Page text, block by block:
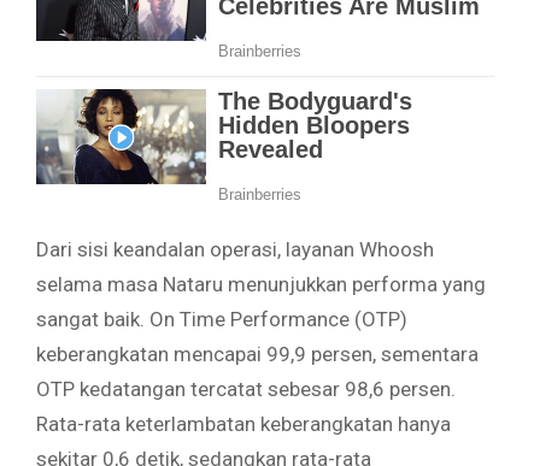
Dari sisi keandalan operasi, layanan Whoosh
selama masa Nataru menunjukkan performa yang
sangat baik. On Time Performance (OTP)
keberangkatan mencapai 99,9 persen, sementara
OTP kedatangan tercatat sebesar 98,6 persen.
Rata-rata keterlambatan keberangkatan hanya
sekitar 0,6 detik, sedangkan rata-rata